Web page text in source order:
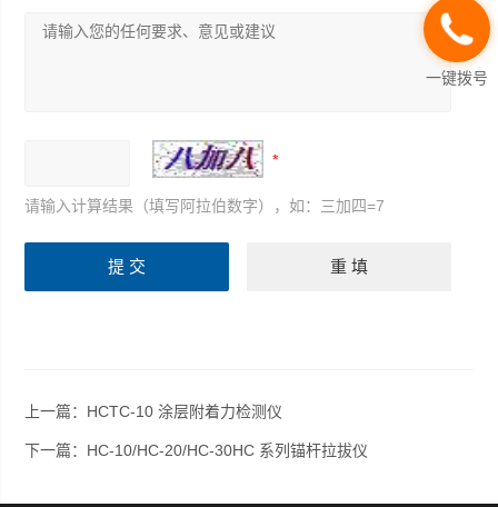
请输入计算结果（填写阿拉伯数字），如：三加四=7
上一篇： HCTC-10 涂层附着力检测仪
下一篇： HC-10/HC-20/HC-30HC 系列锚杆拉拔仪
一键拨号